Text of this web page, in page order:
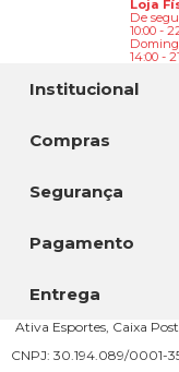
Institucional
Compras
Loja
De
10:00 -
14:00 -
Segurança
Pagamento
Entrega
Ativa Esportes, Caixa
CNPJ: 30.194.089/0001-